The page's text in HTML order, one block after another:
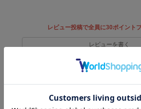
ジェラート ピケ キャットアンドドッグ
レビュー投稿で全員に30ポイント
レビューを書く
レビューはマイページのご注文履歴から
返品・キャンセルについて